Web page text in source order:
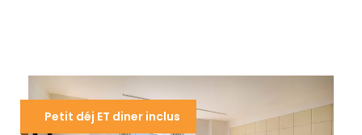
Petit déj ET diner inclus